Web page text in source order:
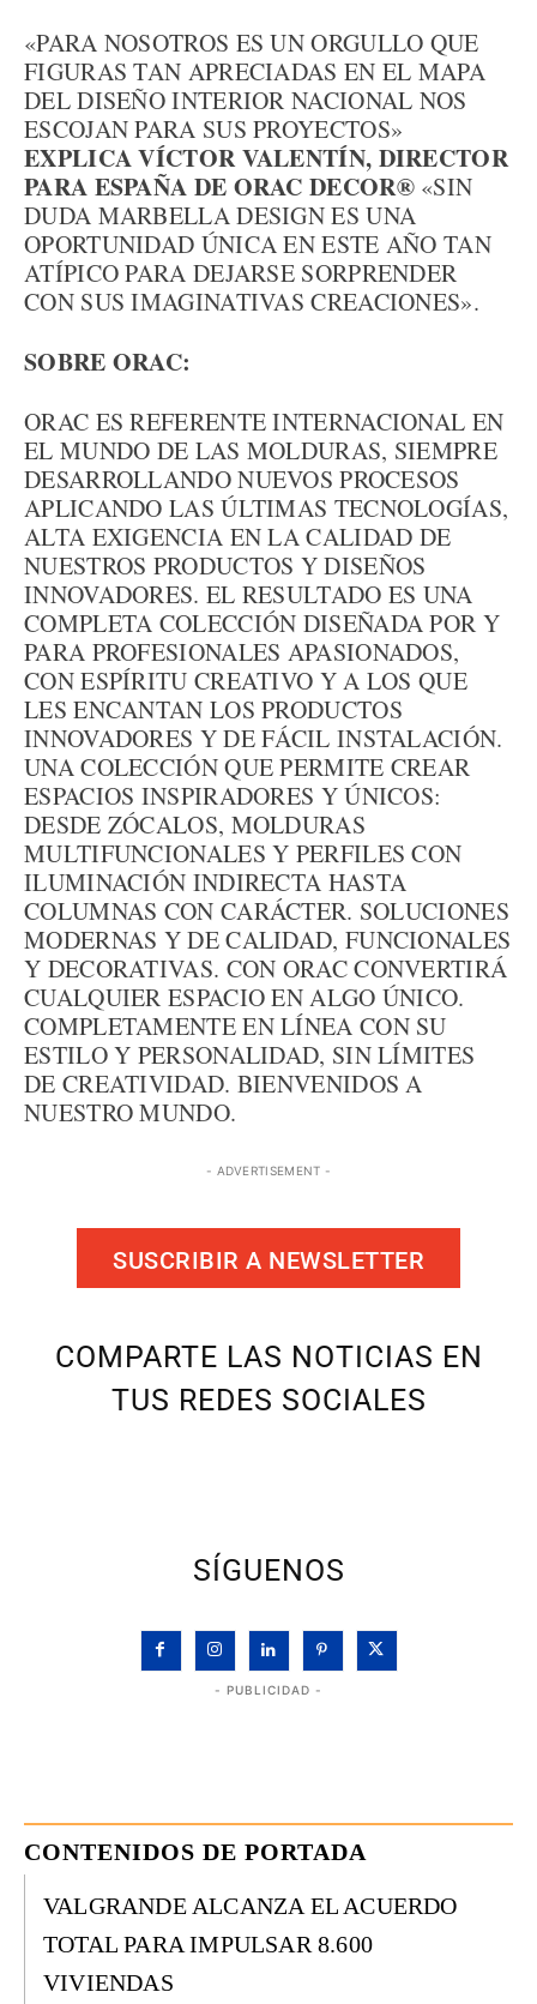
«PARA NOSOTROS ES UN ORGULLO QUE
FIGURAS TAN APRECIADAS EN EL MAPA
DEL DISEÑO INTERIOR NACIONAL NOS
ESCOJAN PARA SUS PROYECTOS»
EXPLICA VÍCTOR VALENTÍN, DIRECTOR
PARA ESPAÑA DE ORAC DECOR®«SIN
DUDA MARBELLA DESIGN ES UNA
OPORTUNIDAD ÚNICA EN ESTE AÑO TAN
ATÍPICO PARA DEJARSE SORPRENDER
CON SUS IMAGINATIVAS CREACIONES».
SOBRE ORAC:
ORAC ES REFERENTE INTERNACIONAL EN
EL MUNDO DE LAS MOLDURAS, SIEMPRE
DESARROLLANDO NUEVOS PROCESOS
APLICANDO LAS ÚLTIMAS TECNOLOGÍAS,
ALTA EXIGENCIA EN LA CALIDAD DE
NUESTROS PRODUCTOS Y DISEÑOS
INNOVADORES. EL RESULTADO ES UNA
COMPLETA COLECCIÓN DISEÑADA POR Y
PARA PROFESIONALES APASIONADOS,
CON ESPÍRITU CREATIVO Y A LOS QUE
LES ENCANTAN LOS PRODUCTOS
INNOVADORES Y DE FÁCIL INSTALACIÓN.
UNA COLECCIÓN QUE PERMITE CREAR
ESPACIOS INSPIRADORES Y ÚNICOS:
DESDE ZÓCALOS, MOLDURAS
MULTIFUNCIONALES Y PERFILES CON
ILUMINACIÓN INDIRECTA HASTA
COLUMNAS CON CARÁCTER. SOLUCIONES
MODERNAS Y DE CALIDAD, FUNCIONALES
Y DECORATIVAS. CON ORAC CONVERTIRÁ
CUALQUIER ESPACIO EN ALGO ÚNICO.
COMPLETAMENTE EN LÍNEA CON SU
ESTILO Y PERSONALIDAD, SIN LÍMITES
DE CREATIVIDAD. BIENVENIDOS A
NUESTRO MUNDO.
- ADVERTISEMENT -
SUSCRIBIR A NEWSLETTER
COMPARTE LAS NOTICIAS EN
TUS REDES SOCIALES
SÍGUENOS
- PUBLICIDAD -
CONTENIDOS DE PORTADA
VALGRANDE ALCANZA EL ACUERDO
TOTAL PARA IMPULSAR 8.600
VIVIENDAS